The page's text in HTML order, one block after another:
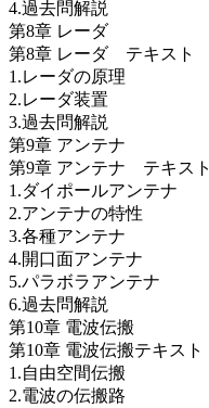
4.過去問解説
第8章 レーダ
第8章 レーダ テキスト
1.レーダの原理
2.レーダ装置
3.過去問解説
第9章 アンテナ
第9章 アンテナ テキスト
1.ダイポールアンテナ
2.アンテナの特性
3.各種アンテナ
4.開口面アンテナ
5.パラボラアンテナ
6.過去問解説
第10章 電波伝搬
第10章 電波伝搬テキスト
1.自由空間伝搬
2.電波の伝搬路